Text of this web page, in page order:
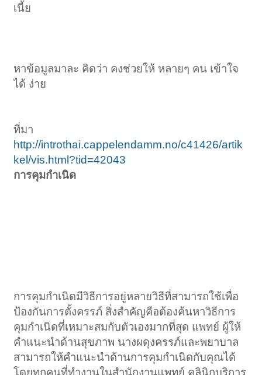
เนี้ย
หาข้อมูลมาละ คิดว่า คงช่วยให้ หลายๆ คน เข้าใจ
ได้ ง่าย
ที่มา
http://introthai.cappelendamm.no/c41426/artik
kel/vis.html?tid=42043
การคุมกำเนิด
การคุมกำเนิดมีวิธีการอยู่หลายวิธีที่สามารถใช้เพื่อ
ป้องกันการตั้งครรภ์ สิ่งสำคัญคือต้องค้นหาวิธีการ
คุมกำเนิดที่เหมาะสมกับตัวเองมากที่สุด แพทย์ ผู้ให้
คำแนะนำด้านสุขภาพ นางผดุงครรภ์และพยาบาล
สามารถให้คำแนะนำด้านการคุมกำเนิดกับคุณได้
โดยทุกคนที่ทำงานในสำนักงานแพทย์ คลินิกบริการ